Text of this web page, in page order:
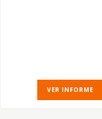
VER INFORME